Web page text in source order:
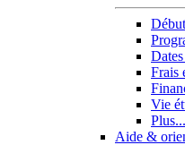
Frais
Vie
Plus...
Aide &